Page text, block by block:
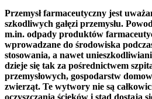
Przemysł farmaceutyczny jest
szkodliwych gałęzi przemysłu.
m.in. odpady produktów
wprowadzane do środowiska
stosowania, a nawet
dzieje się tak za pośrednictwem
przemysłowych, gospodarstw
zwierząt. Te wytwory nie są
oczyszczania ścieków i stąd dostają